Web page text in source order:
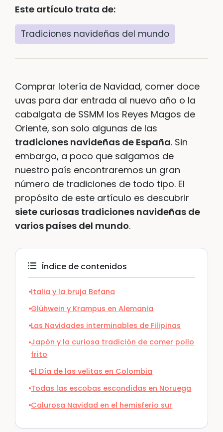
Este artículo trata de:
Tradiciones navideñas del mundo
Comprar lotería de Navidad, comer doce
uvas para dar entrada al nuevo año o la
cabalgata de SSMM los Reyes Magos de
Oriente, son solo algunas de las
tradiciones navideñas de España. Sin
embargo, a poco que salgamos de
nuestro país encontraremos un gran
número de tradiciones de todo tipo. El
propósito de este artículo es descubrir
siete curiosas tradiciones navideñas de
varios países del mundo.
Índice de contenidos
Italia y la bruja Befana
Glühwein y Krampus en Alemania
Las Navidades interminables de Filipinas
Japón y la curiosa tradición de comer pollo
frito
El Día de las velitas en Colombia
Todas las escobas escondidas en Noruega
Calurosa Navidad en el hemisferio sur